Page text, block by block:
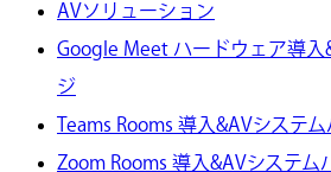
AVソリューション
Google Meet ハードウェア導入
ジ
Teams Rooms 導入&AVシステ
Zoom Rooms 導入&AVシステム